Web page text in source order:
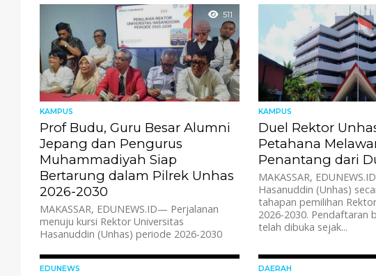
511
KAMPUS
Prof Budu, Guru Besar Alumni
Jepang dan Pengurus
Muhammadiyah Siap
Bertarung dalam Pilrek Unhas
2026-2030
MAKASSAR, EDUNEWS.ID— ​​Perjalanan
menuju kursi Rektor Universitas
Hasanuddin (Unhas) periode 2026-2030
2025, salah satu figur...
KAMPUS
Duel Rektor
Petahana
Penantang dari
MAKASSAR,
Hasanuddin (Unhas)
tahapan pemilihan
2026-2030. Pendaftaran
telah dibuka sejak...
EDUNEWS DAERAH